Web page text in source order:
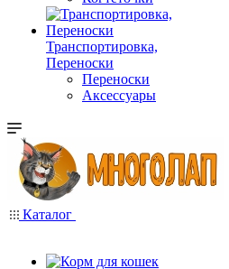
Транспортировка,
Переноски
Переноски
Аксессуары
Каталог